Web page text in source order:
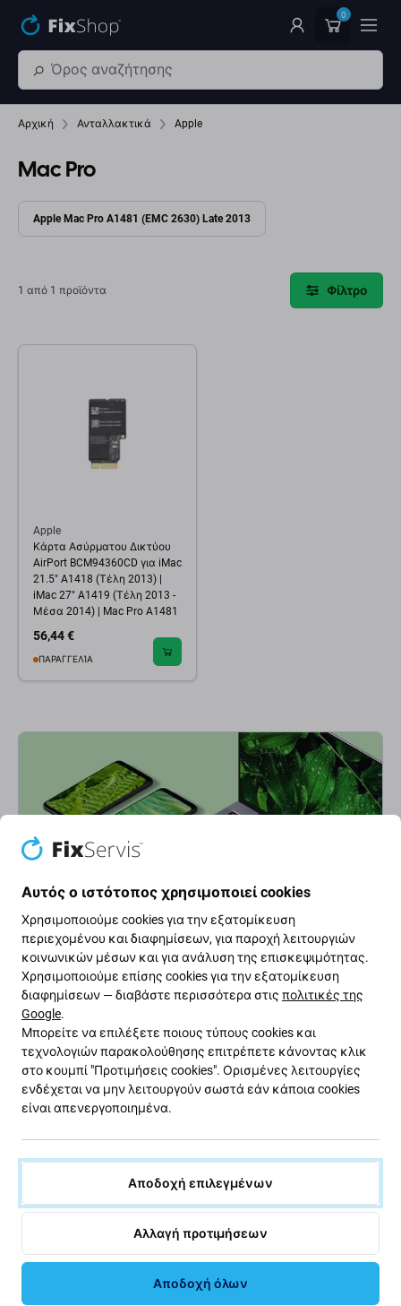
0
Αρχική Ανταλλακτικά Apple
Mac Pro
Apple Mac Pro A1481 (EMC 2630) Late 2013
1 από 1 προϊόντα Φίλτρο
Apple
Κάρτα Ασύρματου Δικτύου
AirPort BCM94360CD για iMac
21.5" A1418 (Τέλη 2013) |
iMac 27" A1419 (Τέλη 2013 -
Μέσα 2014) | Mac Pro A1481
56,44 €
ΠΑΡΑΓΓΕΛΊΑ
Πράσινος δρόμος
Βελτιώνουμε συνεχώς το αποτύπωμα άνθρακα για να
προστατεύσουμε τον πλανήτη μας. Διαβάστε
περισσότερα για το πώς προσαρμόζουμε τις
διαδικασίες μας ώστε να το μειώσουμε.
Μάθετε περισσότερα
Ενημερωτικό δελτίο Fix
Εγγραφείτε για να λαμβάνετε τακτικά πληροφορίες σχετικά
με την υποβολή αυτής της φόρμας, επιβεβαιώνω ότι είμαι
Αυτός ο ιστότοπος χρησιμοποιεί cookies
Χρησιμοποιούμε cookies για την εξατομίκευση
περιεχομένου και διαφημίσεων, για παροχή λειτουργιών
κοινωνικών μέσων και για ανάλυση της επισκεψιμότητας.
Χρησιμοποιούμε επίσης cookies για την εξατομίκευση
διαφημίσεων — διαβάστε περισσότερα στις πολιτικές της
Google.
Μπορείτε να επιλέξετε ποιους τύπους cookies και
τεχνολογιών παρακολούθησης επιτρέπετε κάνοντας κλικ
στο κουμπί "Προτιμήσεις cookies". Ορισμένες λειτουργίες
ενδέχεται να μην λειτουργούν σωστά εάν κάποια cookies
είναι απενεργοποιημένα.
Αποδοχή επιλεγμένων
Αλλαγή προτιμήσεων
Αποδοχή όλων